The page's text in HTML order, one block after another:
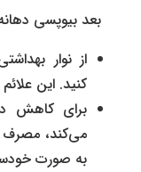
بعد بیوپسی
از نوار
کنید. این
برای کاهش
می‌کند، مصرف
به صورت